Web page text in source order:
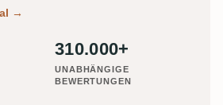
→
310.000+
UNABHÄNGIGE
BEWERTUNGEN